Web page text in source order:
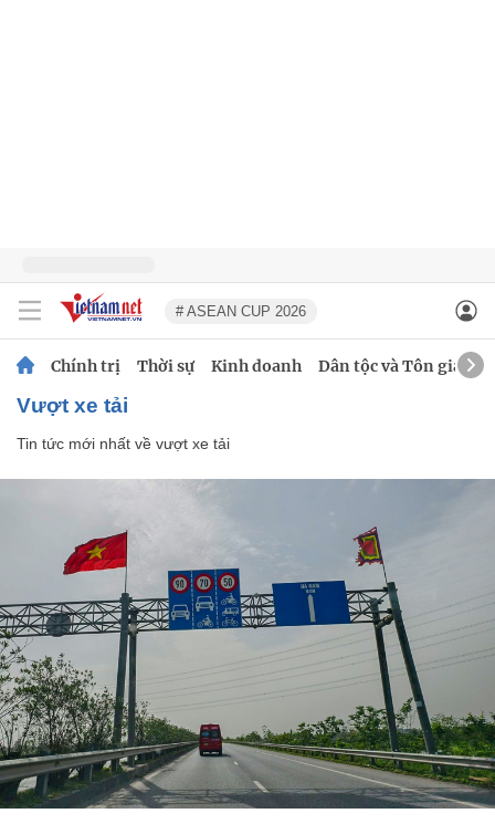
# ASEAN CUP 2026
Chính trị Thời sự Kinh doanh Dân tộc và Tôn giáo
vượt xe tải
Tin tức mới nhất về vượt xe tải